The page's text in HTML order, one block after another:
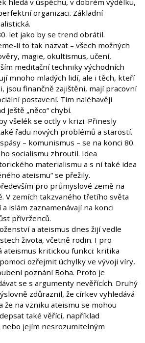
hledá v úspěchu, v dobrém výdělku,
organizaci. Základní
let jako by se trend obrátil.
li to tak nazvat – všech možných
magie, okultismus, učení,
meditační techniky východních
mnoho mladých lidí, ale i těch, kteří
jsou finančně zajištěni, mají pracovní
postavení. Tím naléhavěji
ještě „něco“ chybí.
všelék se octly v krizi. Přinesly
řadu nových problémů a starostí.
– komunismus – se na konci 80.
socialismu zhroutil. Idea
materialismu a s ní také idea
ateismu“ se přežily.
pro průmyslové země na
V zemích takzvaného třetího světa
islám zaznamenávají na konci
přívrženců.
a ateismus dnes žijí vedle
života, včetně rodin. I pro
ateismus kritickou funkci: kritika
ozřejmit úchylky ve vývoji víry,
poznání Boha. Proto je
se s argumenty nevěřících. Druhý
zdůraznil, že církev vyhledává
že na vzniku ateismu se mohou
také věřící, například
nebo jejím nesrozumitelným